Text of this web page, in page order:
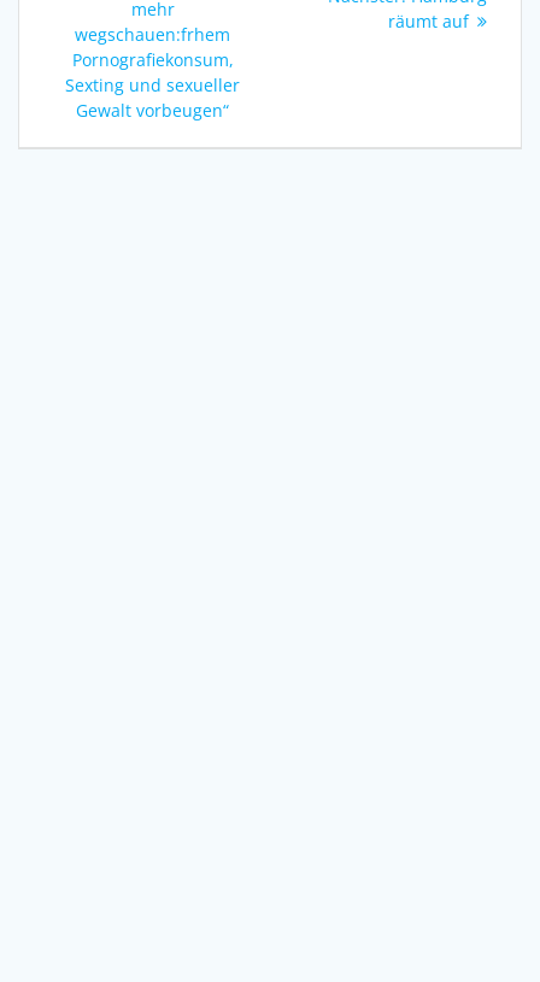
mehr
wegschauen:frhem
Pornografiekonsum,
Sexting und sexueller
Gewalt vorbeugen“
Beitrag:
räumt auf